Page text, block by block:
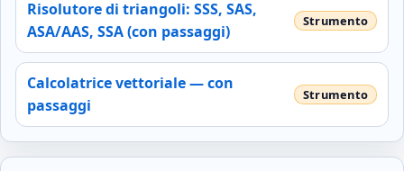
Risolutore di triangoli: SSS, SAS,
ASA/AAS, SSA (con passaggi)
Calcolatrice vettoriale — con
passaggi